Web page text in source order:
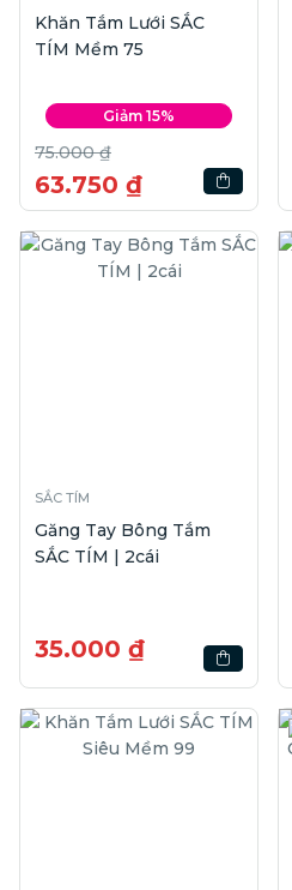
Khăn Tắm Lưới SẮC
TÍM Mềm 75
Giảm 15%
75.000 ₫
63.750 ₫
SẮC TÍM
Găng Tay Bông Tắm
SẮC TÍM | 2cái
35.000 ₫